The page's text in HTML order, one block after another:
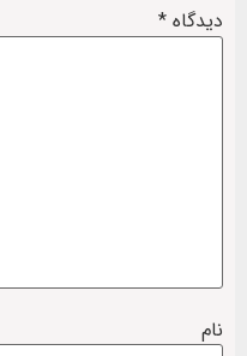
دیدگاه *
نام